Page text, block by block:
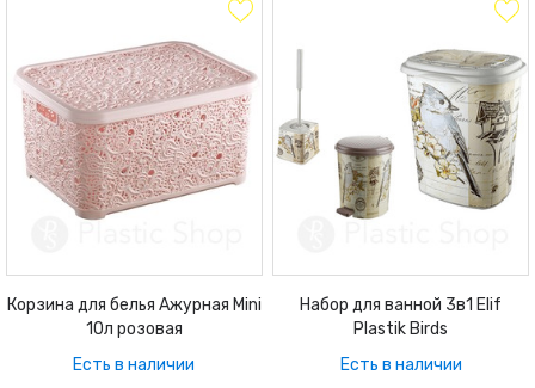
Корзина для белья Ажурная Mini
10л розовая
Есть в наличии
Набор для ванной 3в1 Elif
Plastik Birds
Есть в наличии